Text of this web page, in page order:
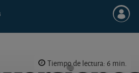
Tiempo de lectura: 6 min.